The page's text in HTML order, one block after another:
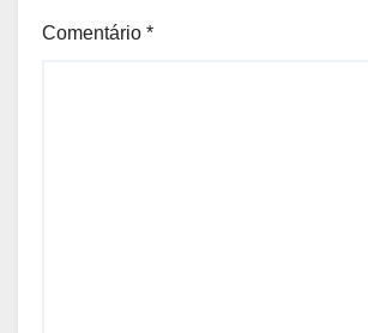
Comentário *